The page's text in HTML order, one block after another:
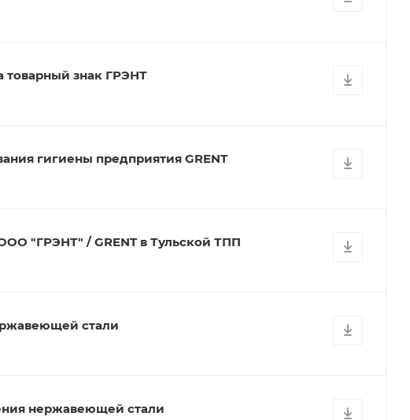
товарный знак ГРЭНТ
гигиены предприятия GRENT
"ГРЭНТ" / GRENT в Тульской ТПП
стали
нержавеющей стали